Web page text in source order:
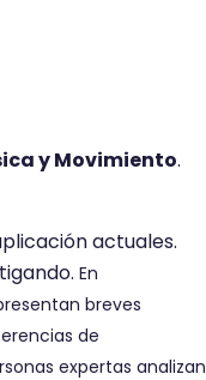
y Movimiento.
actuales.
En
breves
de
expertas analizan